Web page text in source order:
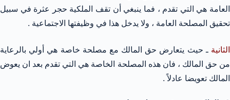
العامة هي التي تقدم ، فما ينبغي أن تقف الملكية حجر عثرة في سبيل
تحقيق المصلحة العامة ، ولا يدخل هذا في وظيفتها الاجتماعية .
الثانية ـ حيث يتعارض حق المالك مع مصلحة خاصة هي أولي بالرعاية
من حق المالك ، فان هذه المصلحة الخاصة هي التي تقدم بعد ان يعوض
المالك تعويضا عادلاً .